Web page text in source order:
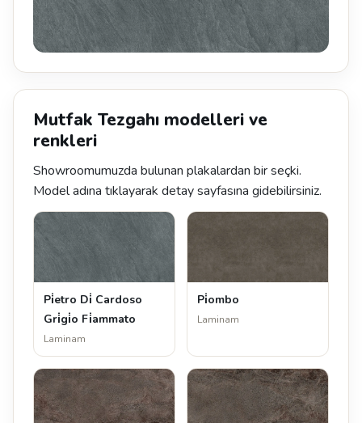
Mutfak Tezgahı modelleri ve
renkleri
Showroomumuzda bulunan plakalardan bir seçki.
Model adına tıklayarak detay sayfasına gidebilirsiniz.
Pi̇etro Di̇ Cardoso
Gri̇gi̇o Fi̇ammato
Laminam
Pi̇ombo
Laminam